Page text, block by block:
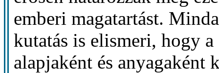
emberi magatartást.
kutatás is elismeri, hogy
alapjaként és